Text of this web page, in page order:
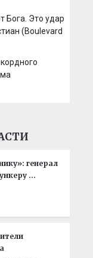
Бога. Это удар
(Boulevard
генерал
…